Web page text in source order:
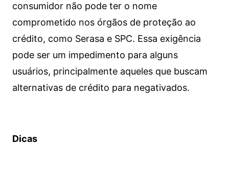
consumidor não pode ter o nome
comprometido nos órgãos de proteção ao
crédito, como Serasa e SPC. Essa exigência
pode ser um impedimento para alguns
usuários, principalmente aqueles que buscam
alternativas de crédito para negativados.
Dicas